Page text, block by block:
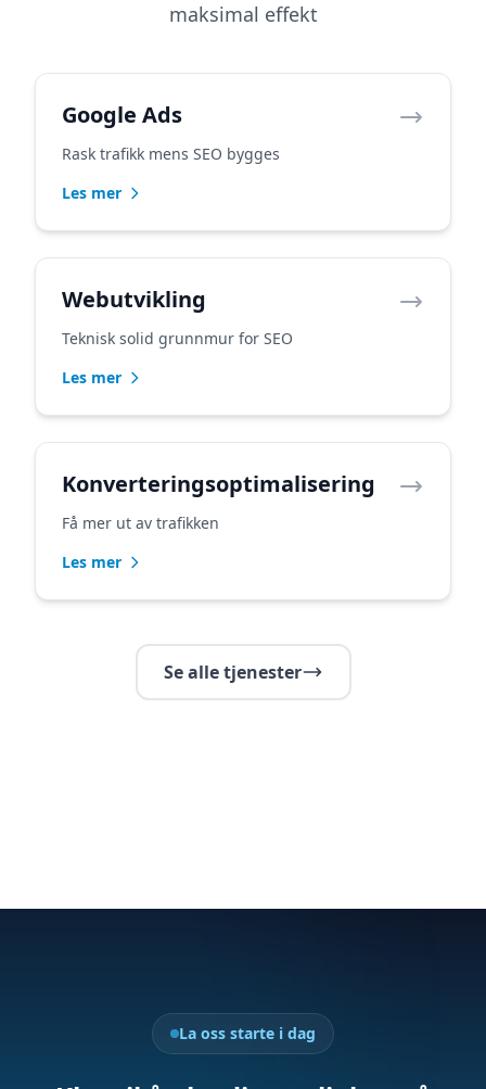
maksimal effekt
Google Ads
Rask trafikk mens SEO bygges
Les mer
Webutvikling
Teknisk solid grunnmur for SEO
Les mer
Konverteringsoptimalisering
Få mer ut av trafikken
Les mer
Se alle tjenester
La oss starte i dag